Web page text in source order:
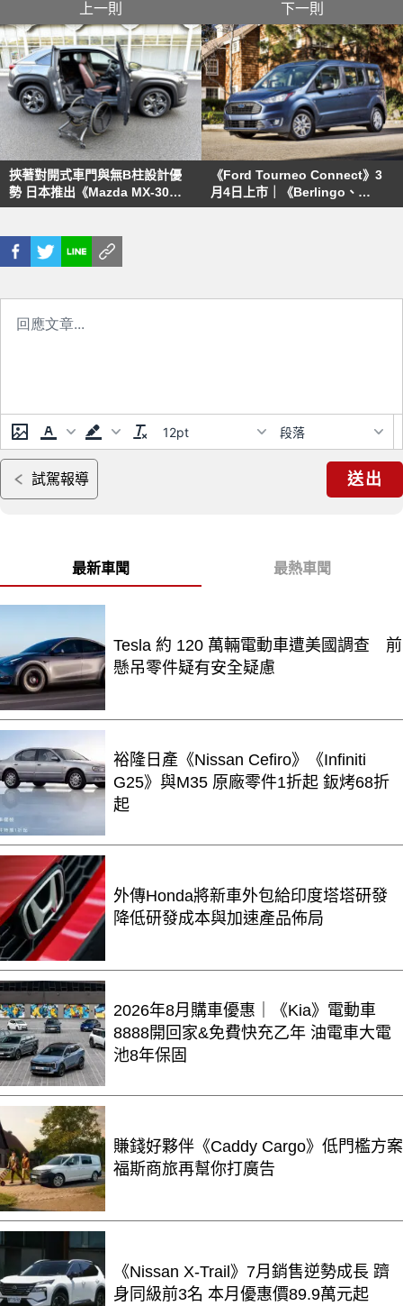
上一則
挾著對開式車門與無B柱設計優
勢 日本推出《Mazda MX-30》
福祉車
下一則
《Ford Tourneo Connect》3
月4日上市｜《Berlingo、
Odyssey、Caddy Maxi、
12pt 段落
試駕報導 送出
最新車聞 最熱車聞
Tesla 約 120 萬輛電動車遭美國調查 前
懸吊零件疑有安全疑慮
裕隆日產《Nissan Cefiro》《Infiniti
G25》與M35 原廠零件1折起 鈑烤68折
起
外傳Honda將新車外包給印度塔塔研發
降低研發成本與加速產品佈局
2026年8月購車優惠｜《Kia》電動車
8888開回家&免費快充乙年 油電車大電
池8年保固
賺錢好夥伴《Caddy Cargo》低門檻方案
福斯商旅再幫你打廣告
《Nissan X-Trail》7月銷售逆勢成長 躋
身同級前3名 本月優惠價89.9萬元起